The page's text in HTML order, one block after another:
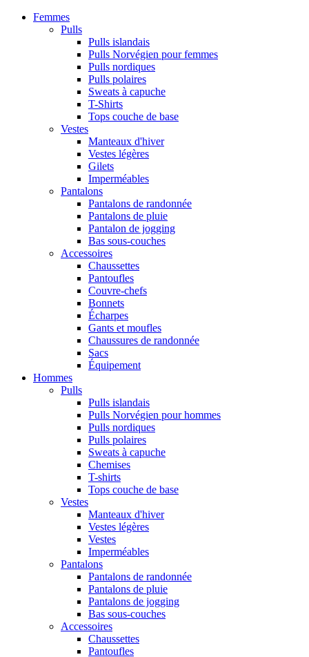
Femmes
Pulls
Pulls islandais
Pulls Norvégien pour femmes
Pulls nordiques
Pulls polaires
Sweats à capuche
T-Shirts
Tops couche de base
Vestes
Manteaux d'hiver
Vestes légères
Gilets
Imperméables
Pantalons
Pantalons de randonnée
Pantalons de pluie
Pantalon de jogging
Bas sous-couches
Accessoires
Chaussettes
Pantoufles
Couvre-chefs
Bonnets
Écharpes
Gants et moufles
Chaussures de randonnée
Sacs
Équipement
Hommes
Pulls
Pulls islandais
Pulls Norvégien pour hommes
Pulls nordiques
Pulls polaires
Sweats à capuche
Chemises
T-shirts
Tops couche de base
Vestes
Manteaux d'hiver
Vestes légères
Vestes
Imperméables
Pantalons
Pantalons de randonnée
Pantalons de pluie
Pantalons de jogging
Bas sous-couches
Accessoires
Chaussettes
Pantoufles